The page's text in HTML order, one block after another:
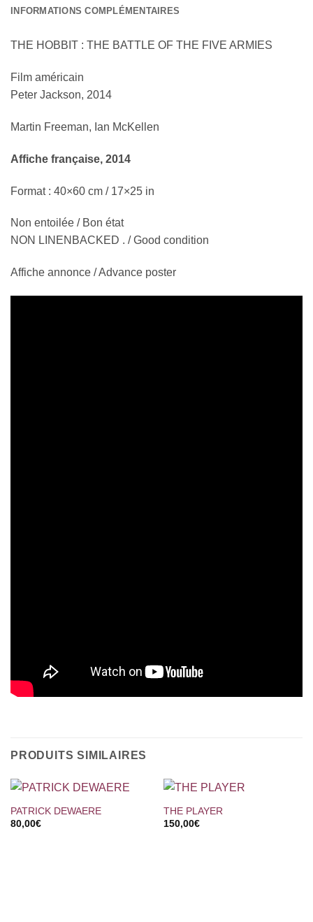
INFORMATIONS COMPLÉMENTAIRES
THE HOBBIT : THE BATTLE OF THE FIVE ARMIES
Film américain
Peter Jackson, 2014
Martin Freeman, Ian McKellen
Affiche française, 2014
Format : 40×60 cm / 17×25 in
Non entoilée / Bon état
NON LINENBACKED . / Good condition
Affiche annonce / Advance poster
PRODUITS SIMILAIRES
PATRICK DEWAERE
80,00€
THE PLAYER
150,00€